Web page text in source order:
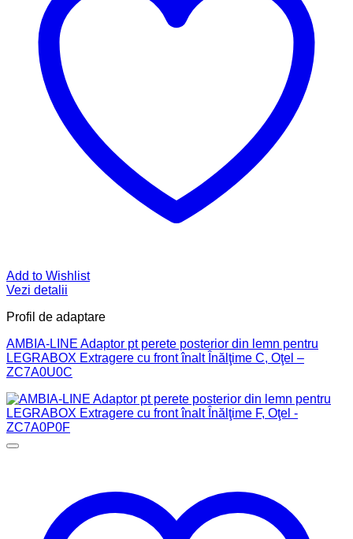
Add to Wishlist
Vezi detalii
Profil de adaptare
AMBIA-LINE Adaptor pt perete posterior din lemn pentru
LEGRABOX Extragere cu front înalt Înălţime C, Oţel –
ZC7A0U0C